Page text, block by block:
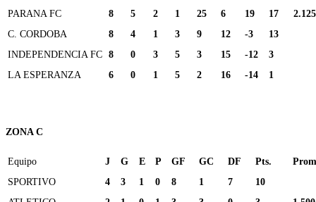
PARANA FC
8 5 2 1 25 6 19 17
2.125
C. CORDOBA
8 4 1 3 9 12 -3
13
INDEPENDENCIA FC 8 0 3 5 3 15 -12
3
LA ESPERANZA
6 0 1 5 2 16 -14 1
ZONA C
Equipo J G E P GF GC DF Pts.
SPORTIVO
4 3 1 0 8 1 7
10